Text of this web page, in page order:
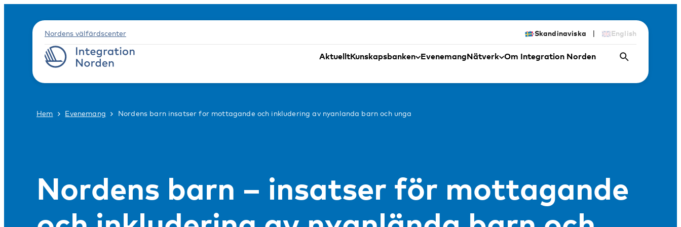
Nordens välfärdscenter Skandinaviska | English
AktuelltKunskapsbanken EvenemangNätverk Om Integration Norden
Hem Evenemang Nordens barn insatser for mottagande och inkludering av nyanlanda barn och unga
Nordens barn – insatser för mottagande